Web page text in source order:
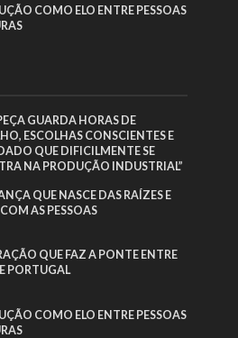
COMO ELO ENTRE PESSOAS
GUARDA HORAS DE
ESCOLHAS CONSCIENTES E
QUE DIFICILMENTE SE
NA PRODUÇÃO INDUSTRIAL”
QUE NASCE DAS RAÍZES E
COM AS PESSOAS
QUE FAZ A PONTE ENTRE
PORTUGAL
COMO ELO ENTRE PESSOAS